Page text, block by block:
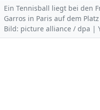
Ein Tennisball liegt bei den
Garros in Paris auf dem
Bild: picture alliance / dpa |